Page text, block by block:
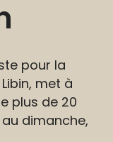
pour la
met à
plus de 20
dimanche,